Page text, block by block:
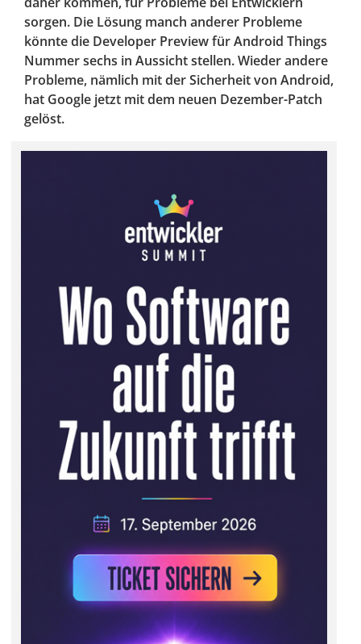
sorgen. Die Lösung manch anderer Probleme
könnte die Developer Preview für Android Things
Nummer sechs in Aussicht stellen. Wieder andere
Probleme, nämlich mit der Sicherheit von Android,
hat Google jetzt mit dem neuen Dezember-Patch
gelöst.